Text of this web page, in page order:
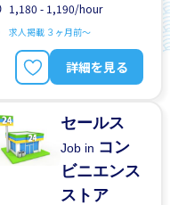
週2，3日
駅から近い
1,180 - 1,190/hour
求人掲載 ３ヶ月前〜
詳細を見る
セールス
Job in コン
ビニエンス
ストア